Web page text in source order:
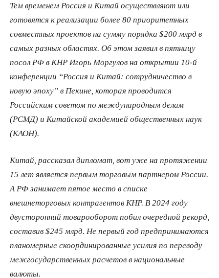
Тем временем Россия и Китай осуществляют или
готовятся к реализации более 80 приоритетных
совместных проектов на сумму порядка $200 млрд в
самых разных областях. Об этом заявил в пятницу
посол РФ в КНР Игорь Моргулов на открытии 10-й
конференции “Россия и Китай: сотрудничество в
новую эпоху” в Пекине, которая проводится
Российским советом по международным делам
(РСМД) и Китайской академией общественных наук
(КАОН).
Китай, рассказал дипломат, вот уже на протяжении
15 лет является первым торговым партнером России.
А РФ занимает пятое место в списке
внешнеторговых контрагентов КНР. В 2024 году
двусторонний товарооборот побил очередной рекорд,
составив $245 млрд. Не первый год предпринимаются
планомерные скоординированные усилия по переводу
межгосударственных расчетов в национальные
валюты.